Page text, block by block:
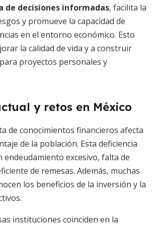
de decisiones informadas, facilita la
y promueve la capacidad de
en el entorno económico. Esto
la calidad de vida y a construir
proyectos personales y
y retos en México
de conocimientos financieros afecta
de la población. Esta deficiencia
endeudamiento excesivo, falta de
de remesas. Además, muchas
los beneficios de la inversión y la
instituciones coinciden en la